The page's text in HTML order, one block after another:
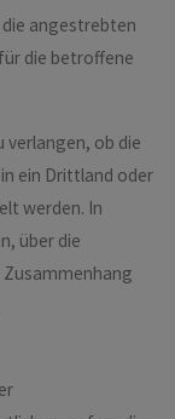
angestrebten
die betroffene
verlangen, ob die
ein Drittland oder
werden. In
über die
Zusammenhang